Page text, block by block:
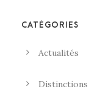
CATÉGORIES
Actualités
Distinctions